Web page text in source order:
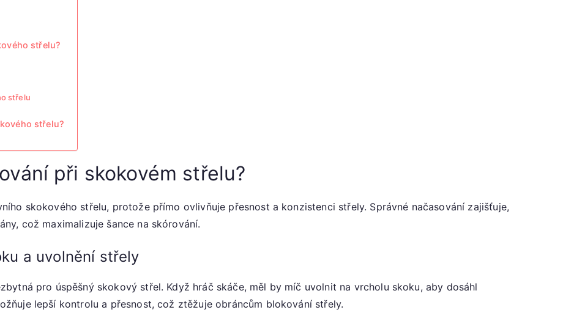
střelu?
střelu
střelu?
při skokovém střelu?
skokového střelu, protože přímo ovlivňuje přesnost a konzistenci střely. Správné načasování zajišťuje,
což maximalizuje šance na skórování.
a uvolnění střely
pro úspěšný skokový střel. Když hráč skáče, měl by míč uvolnit na vrcholu skoku, aby dosáhl
lepší kontrolu a přesnost, což ztěžuje obráncům blokování střely.